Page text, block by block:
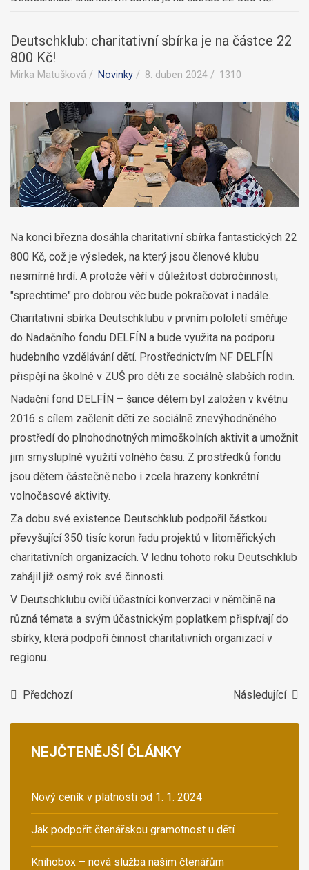
Deutschklub: charitativní sbírka je na částce 22
800 Kč!
Mirka Matušková Novinky 8. duben 2024 1310
Na konci března dosáhla charitativní sbírka fantastických 22
800 Kč, což je výsledek, na který jsou členové klubu
nesmírně hrdí. A protože věří v důležitost dobročinnosti,
"sprechtime" pro dobrou věc bude pokračovat i nadále.
Charitativní sbírka Deutschklubu v prvním pololetí směřuje
do Nadačního fondu DELFÍN a bude využita na podporu
hudebního vzdělávání dětí. Prostřednictvím NF DELFÍN
přispějí na školné v ZUŠ pro děti ze sociálně slabších rodin.
Nadační fond DELFÍN – šance dětem byl založen v květnu
2016 s cílem začlenit děti ze sociálně znevýhodněného
prostředí do plnohodnotných mimoškolních aktivit a umožnit
jim smysluplné využití volného času. Z prostředků fondu
jsou dětem částečně nebo i zcela hrazeny konkrétní
volnočasové aktivity.
Za dobu své existence Deutschklub podpořil částkou
převyšující 350 tisíc korun řadu projektů v litoměřických
charitativních organizacích. V lednu tohoto roku Deutschklub
zahájil již osmý rok své činnosti.
V Deutschklubu cvičí účastníci konverzaci v němčině na
různá témata a svým účastnickým poplatkem přispívají do
sbírky, která podpoří činnost charitativních organizací v
regionu.
Předchozí Následující
NEJČTENĚJŠÍ ČLÁNKY
Nový ceník v platnosti od 1. 1. 2024
Jak podpořit čtenářskou gramotnost u dětí
Knihobox – nová služba našim čtenářům